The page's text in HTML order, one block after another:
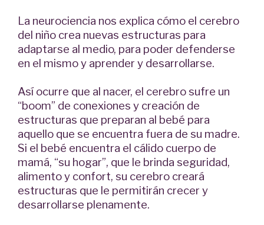
La neurociencia nos explica cómo el cerebro
del niño crea nuevas estructuras para
adaptarse al medio, para poder defenderse
en el mismo y aprender y desarrollarse.
Así ocurre que al nacer, el cerebro sufre un
“boom” de conexiones y creación de
estructuras que preparan al bebé para
aquello que se encuentra fuera de su madre.
Si el bebé encuentra el cálido cuerpo de
mamá, “su hogar”, que le brinda seguridad,
alimento y confort, su cerebro creará
estructuras que le permitirán crecer y
desarrollarse plenamente.